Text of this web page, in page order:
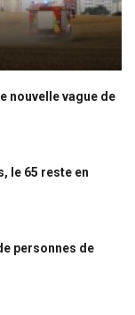
nouvelle vague de
le 65 reste en
personnes de